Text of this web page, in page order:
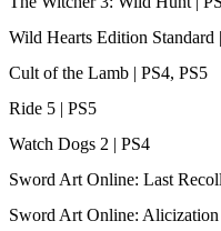
Wild Hearts Edition Standard
Cult of the Lamb | PS4, PS5
Ride 5 | PS5
Watch Dogs 2 | PS4
Sword Art Online: Last
Sword Art Online: